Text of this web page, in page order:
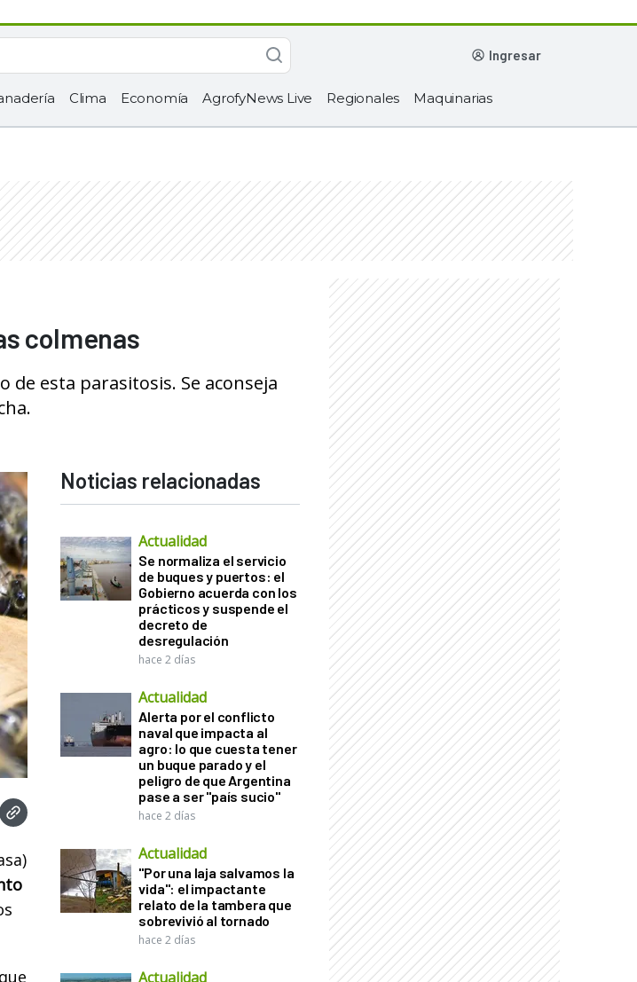
ingresar
Clima Economía AgrofyNews Live Regionales Maquinarias
colmenas
esta parasitosis. Se aconseja
que
Noticias relacionadas
Actualidad
Se normaliza el servicio
de buques y puertos: el
Gobierno acuerda con los
prácticos y suspende el
decreto de
desregulación
hace 2 días
Actualidad
Alerta por el conflicto
naval que impacta al
agro: lo que cuesta tener
un buque parado y el
peligro de que Argentina
pase a ser "país sucio"
hace 2 días
Actualidad
"Por una laja salvamos la
vida": el impactante
relato de la tambera que
sobrevivió al tornado
hace 2 días
Actualidad